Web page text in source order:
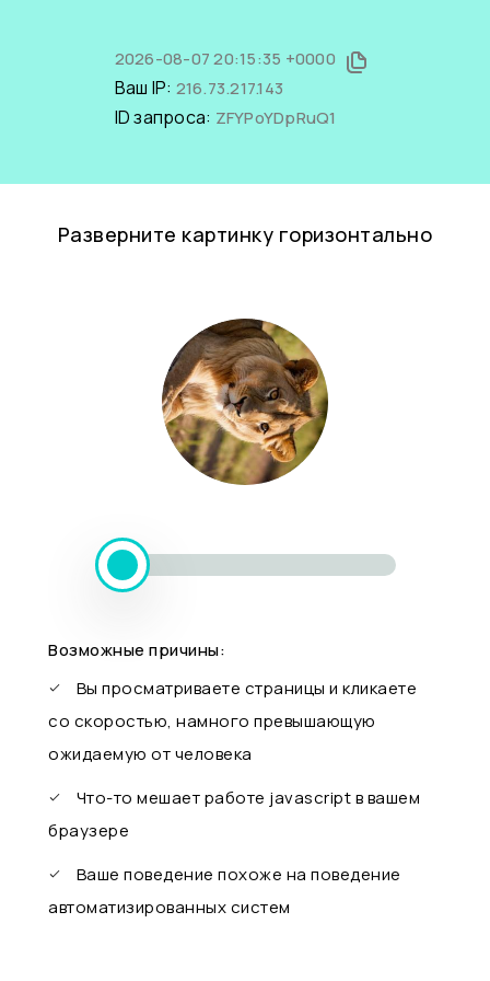
2026-08-07 20:15:35 +0000
Ваш IP: 216.73.217.143
ID запроса: ZFYPoYDpRuQ1
Разверните картинку горизонтально
Возможные причины:
Вы просматриваете страницы и кликаете
со скоростью, намного превышающую
ожидаемую от человека
Что-то мешает работе javascript в вашем
браузере
Ваше поведение похоже на поведение
автоматизированных систем